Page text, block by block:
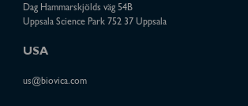
Dag Hammarskjölds väg 54B
Uppsala Science Park 752 37 Uppsala
USA
us@biovica.com